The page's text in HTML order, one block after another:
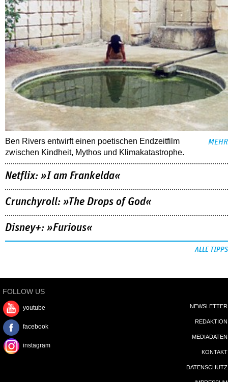
Ben Rivers entwirft einen poetischen Endzeitfilm
zwischen Kindheit, Mythos und Klimakatastrophe.
MEHR
Netflix: »I am Frankelda«
Crunchyroll: »The Drops of God«
Disney+: »Furious«
ALLE TIPPS
FOLLOW US
youtube
facebook
instagram
NEWSLETTER
REDAKTION
MEDIADATEN
KONTAKT
DATENSCHUTZ